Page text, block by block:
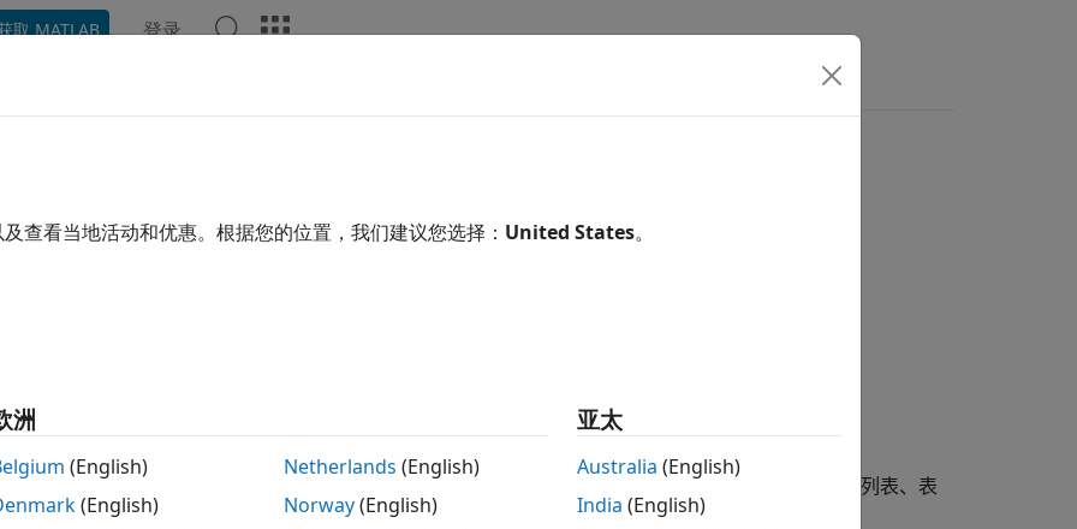
取 MATLAB 登录
类
类的对象指定报告部分的页面布局选项，例如标题页、目录、图窗列表、表
题注列表或章节。页面布局选项包括水印、首页编号、页码格式、页面大小和方向以及边距。
查看当地活动和优惠。根据您的位置，我们建议您选择： United States。
洲
(English)
(English)
Netherlands (English)
Norway(English)
亚太
Australia (English)
India (English)